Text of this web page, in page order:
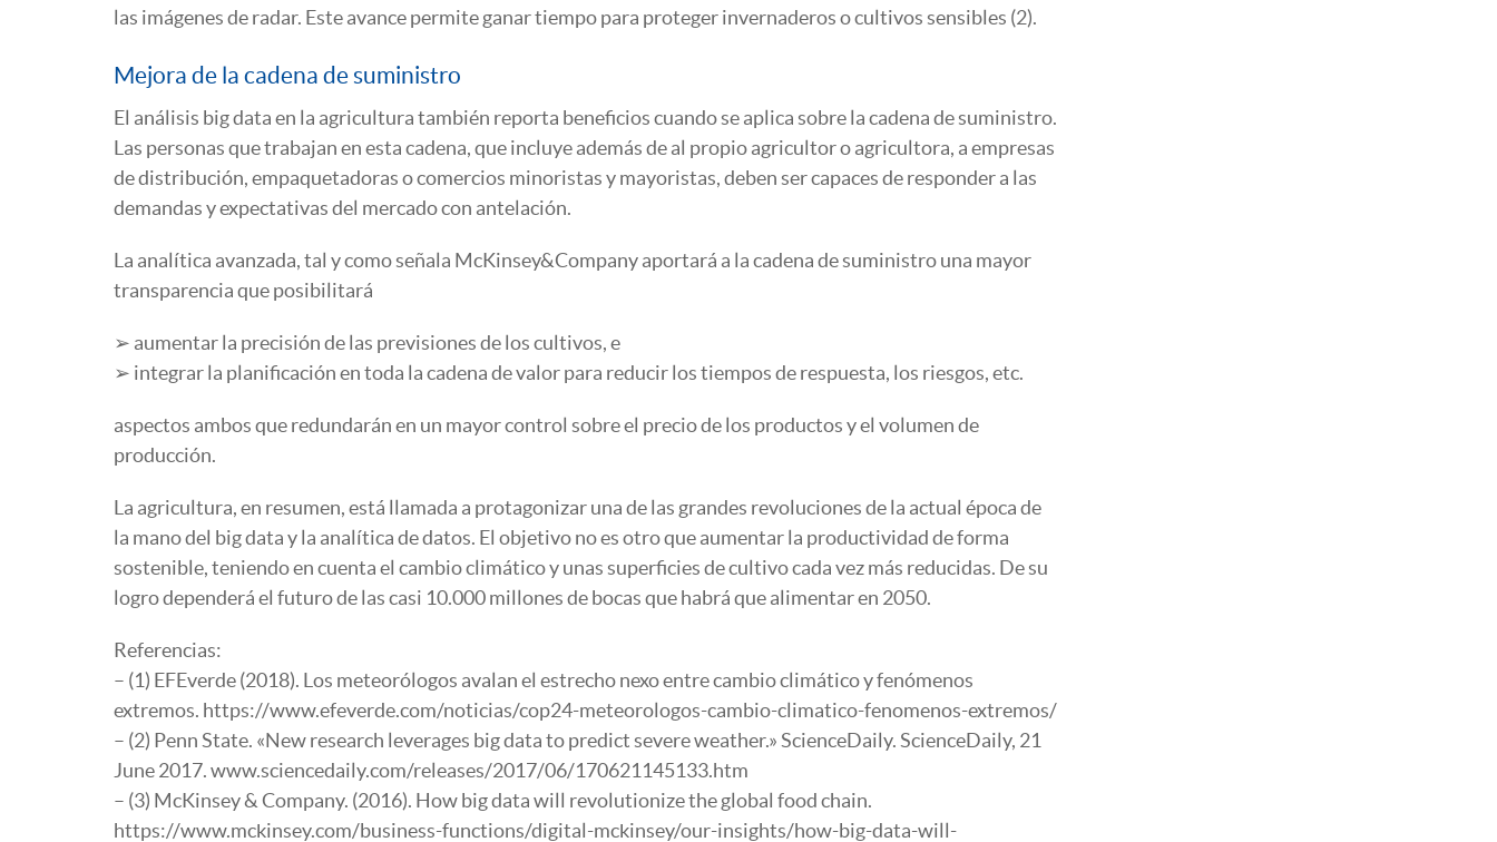
las imágenes de radar. Este avance permite ganar tiempo para proteger invernaderos o cultivos sensibles (2).
Mejora de la cadena de suministro
El análisis big data en la agricultura también reporta beneficios cuando se aplica sobre la cadena de suministro.
Las personas que trabajan en esta cadena, que incluye además de al propio agricultor o agricultora, a empresas
de distribución, empaquetadoras o comercios minoristas y mayoristas, deben ser capaces de responder a las
demandas y expectativas del mercado con antelación.
La analítica avanzada, tal y como señala McKinsey&Company aportará a la cadena de suministro una mayor
transparencia que posibilitará
➢ aumentar la precisión de las previsiones de los cultivos, e
➢ integrar la planificación en toda la cadena de valor para reducir los tiempos de respuesta, los riesgos, etc.
aspectos ambos que redundarán en un mayor control sobre el precio de los productos y el volumen de
producción.
La agricultura, en resumen, está llamada a protagonizar una de las grandes revoluciones de la actual época de
la mano del big data y la analítica de datos. El objetivo no es otro que aumentar la productividad de forma
sostenible, teniendo en cuenta el cambio climático y unas superficies de cultivo cada vez más reducidas. De su
logro dependerá el futuro de las casi 10.000 millones de bocas que habrá que alimentar en 2050.
Referencias:
– (1) EFEverde (2018). Los meteorólogos avalan el estrecho nexo entre cambio climático y fenómenos
extremos. https://www.efeverde.com/noticias/cop24-meteorologos-cambio-climatico-fenomenos-extremos/
– (2) Penn State. «New research leverages big data to predict severe weather.» ScienceDaily. ScienceDaily, 21
June 2017. www.sciencedaily.com/releases/2017/06/170621145133.htm
– (3) McKinsey & Company. (2016). How big data will revolutionize the global food chain.
https://www.mckinsey.com/business-functions/digital-mckinsey/our-insights/how-big-data-will-